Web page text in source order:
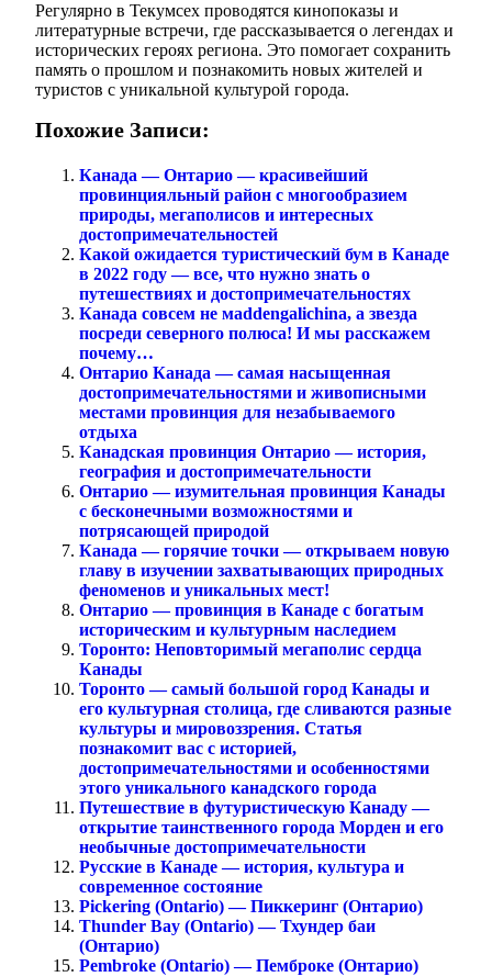
Регулярно в Текумсех проводятся кинопоказы и
литературные встречи, где рассказывается о легендах и
исторических героях региона. Это помогает сохранить
память о прошлом и познакомить новых жителей и
туристов с уникальной культурой города.
Похожие Записи:
Канада — Онтарио — красивейший
провинцияльный район с многообразием
природы, мегаполисов и интересных
достопримечательностей
Какой ожидается туристический бум в Канаде
в 2022 году — все, что нужно знать о
путешествиях и достопримечательностях
Канада совсем не мaddengalichina, а звезда
посреди северного полюса! И мы расскажем
почему…
Онтарио Канада — самая насыщенная
достопримечательностями и живописными
местами провинция для незабываемого
отдыха
Канадская провинция Онтарио — история,
география и достопримечательности
Онтарио — изумительная провинция Канады
с бесконечными возможностями и
потрясающей природой
Канада — горячие точки — открываем новую
главу в изучении захватывающих природных
феноменов и уникальных мест!
Онтарио — провинция в Канаде с богатым
историческим и культурным наследием
Торонто: Неповторимый мегаполис сердца
Канады
Торонто — самый большой город Канады и
его культурная столица, где сливаются разные
культуры и мировоззрения. Статья
познакомит вас с историей,
достопримечательностями и особенностями
этого уникального канадского города
Путешествие в футуристическую Канаду —
открытие таинственного города Морден и его
необычные достопримечательности
Русские в Канаде — история, культура и
современное состояние
Pickering (Ontario) — Пиккеринг (Онтарио)
Thunder Bay (Ontario) — Тхундер баи
(Онтарио)
Pembroke (Ontario) — Пемброке (Онтарио)